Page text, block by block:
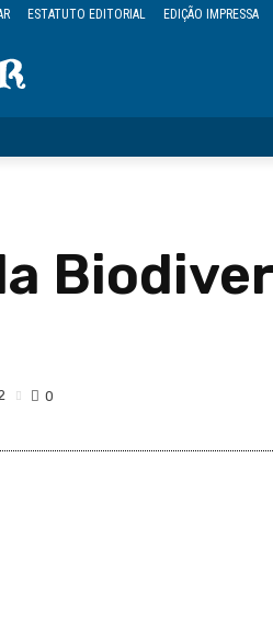
ESTATUTO EDITORIAL EDIÇÃO IMPRESSA
0